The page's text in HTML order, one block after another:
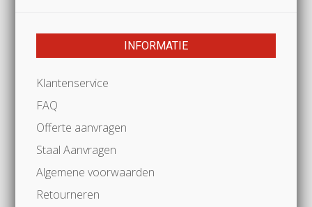
INFORMATIE
Klantenservice
FAQ
Offerte aanvragen
Staal Aanvragen
Algemene voorwaarden
Retourneren